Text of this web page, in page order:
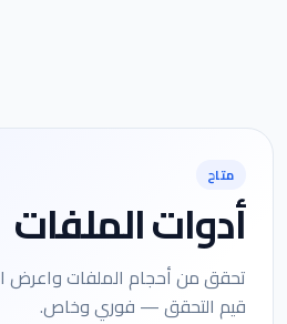
متاح
أدوات الملفات
تحقق من أحجام الملفات واعرض
قيم التحقق — فوري وخاص.